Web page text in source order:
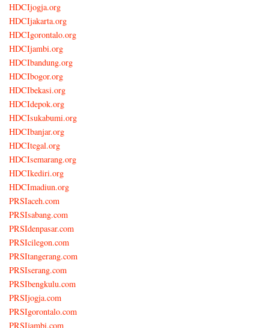
HDCIjogja.org
HDCIjakarta.org
HDCIgorontalo.org
HDCIjambi.org
HDCIbandung.org
HDCIbogor.org
HDCIbekasi.org
HDCIdepok.org
HDCIsukabumi.org
HDCIbanjar.org
HDCItegal.org
HDCIsemarang.org
HDCIkediri.org
HDCImadiun.org
PRSIaceh.com
PRSIsabang.com
PRSIdenpasar.com
PRSIcilegon.com
PRSItangerang.com
PRSIserang.com
PRSIbengkulu.com
PRSIjogja.com
PRSIgorontalo.com
PRSIjambi.com